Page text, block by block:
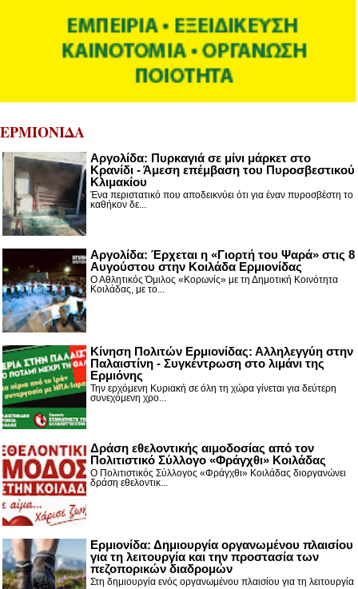
ΕΡΜΙΟΝΙΔΑ
Αργολίδα: Πυρκαγιά σε μίνι μάρκετ στο
Κρανίδι - Άμεση επέμβαση του Πυροσβεστικού
Κλιμακίου
Ένα περιστατικό που αποδεικνύει ότι για έναν πυροσβέστη το
καθήκον δε...
Αργολίδα: Έρχεται η «Γιορτή του Ψαρά» στις 8
Αυγούστου στην Κοιλάδα Ερμιονίδας
Ο Αθλητικός Όμιλος «Κορωνίς» με τη Δημοτική Κοινότητα
Κοιλάδας, με το...
Κίνηση Πολιτών Ερμιονίδας: Αλληλεγγύη στην
Παλαιστίνη - Συγκέντρωση στο λιμάνι της
Ερμιόνης
Την ερχόμενη Κυριακή σε όλη τη χώρα γίνεται για δεύτερη
συνεχόμενη χρο...
Δράση εθελοντικής αιμοδοσίας από τον
Πολιτιστικό Σύλλογο «Φράγχθι» Κοιλάδας
Ο Πολιτιστικός Σύλλογος «Φράγχθι» Κοιλάδας διοργανώνει
δράση εθελοντικ...
Ερμιονίδα: Δημιουργία οργανωμένου πλαισίου
για τη λειτουργία και την προστασία των
πεζοπορικών διαδρομών
Στη δημιουργία ενός οργανωμένου πλαισίου για τη λειτουργία